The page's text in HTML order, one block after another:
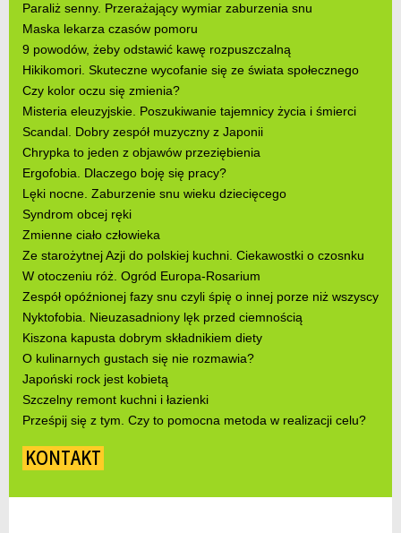
Paraliż senny. Przerażający wymiar zaburzenia snu
Maska lekarza czasów pomoru
9 powodów, żeby odstawić kawę rozpuszczalną
Hikikomori. Skuteczne wycofanie się ze świata społecznego
Czy kolor oczu się zmienia?
Misteria eleuzyjskie. Poszukiwanie tajemnicy życia i śmierci
Scandal. Dobry zespół muzyczny z Japonii
Chrypka to jeden z objawów przeziębienia
Ergofobia. Dlaczego boję się pracy?
Lęki nocne. Zaburzenie snu wieku dziecięcego
Syndrom obcej ręki
Zmienne ciało człowieka
Ze starożytnej Azji do polskiej kuchni. Ciekawostki o czosnku
W otoczeniu róż. Ogród Europa-Rosarium
Zespół opóźnionej fazy snu czyli śpię o innej porze niż wszyscy
Nyktofobia. Nieuzasadniony lęk przed ciemnością
Kiszona kapusta dobrym składnikiem diety
O kulinarnych gustach się nie rozmawia?
Japoński rock jest kobietą
Szczelny remont kuchni i łazienki
Prześpij się z tym. Czy to pomocna metoda w realizacji celu?
KONTAKT